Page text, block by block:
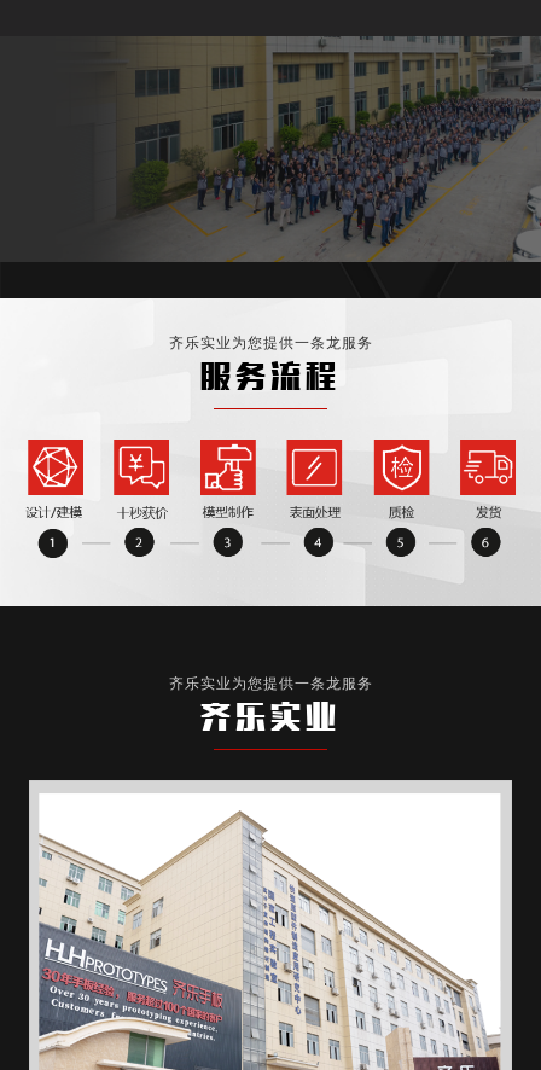
齐乐实业为您提供一条龙服务
服务流程
齐乐实业为您提供一条龙服务
齐乐实业